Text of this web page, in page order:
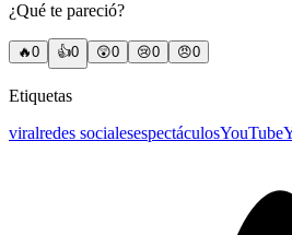
¿Qué te pareció?
🔥0 👍0 😲0 😢0 😠0
Etiquetas
viralredes socialesespectáculosYouTube